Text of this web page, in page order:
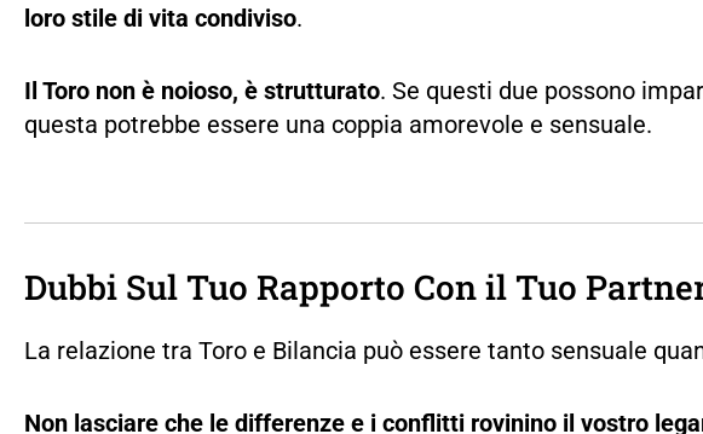
loro stile di vita condiviso.
Il Toro non è noioso, è strutturato. Se questi due possono
questa potrebbe essere una coppia amorevole e sensuale.
Dubbi Sul Tuo Rapporto Con il Tuo
La relazione tra Toro e Bilancia può essere tanto sensuale
Non lasciare che le differenze e i conflitti rovinino il vostro